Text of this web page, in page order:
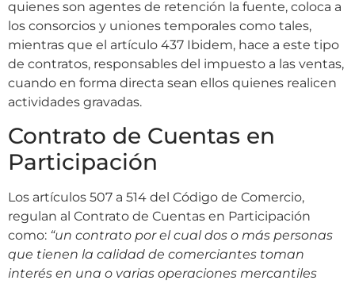
quienes son agentes de retención la fuente, coloca a
los consorcios y uniones temporales como tales,
mientras que el artículo 437 Ibidem, hace a este tipo
de contratos, responsables del impuesto a las ventas,
cuando en forma directa sean ellos quienes realicen
actividades gravadas.
Contrato de Cuentas en
Participación
Los artículos 507 a 514 del Código de Comercio,
regulan al Contrato de Cuentas en Participación
como: “un contrato por el cual dos o más personas
que tienen la calidad de comerciantes toman
interés en una o varias operaciones mercantiles